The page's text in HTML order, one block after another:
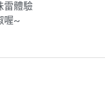
雷體驗
喔~